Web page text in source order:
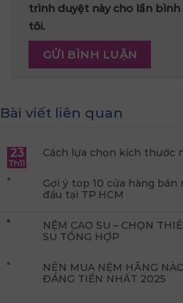
trình duyệt này cho lần bình
tôi.
Bài viết liên quan
23
Th11
Cách lựa chọn kích thước
Gợi ý top 10 cửa hàng
đầu tại TP.HCM
NỆM CAO SU – CHỌN
SU TỔNG HỢP
NÊN MUA NỆM HÃNG
ĐÁNG TIỀN NHẤT 2025